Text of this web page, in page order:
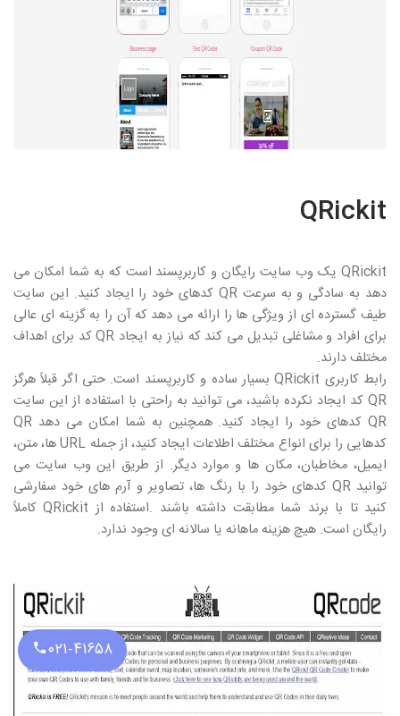
QRickit
QRickit یک وب سایت رایگان و کاربرپسند است که به شما امکان می
دهد به سادگی و به سرعتQR کدهای خود را ایجاد کنید. این سایت
طیف گسترده ای از ویژگی ها را ارائه می دهد که آن را به گزینه ای عالی
برای افراد و مشاغلی تبدیل می کند که نیاز به ایجاد QRکد برای اهداف
مختلف دارند.
رابط کاربری QRickitبسیار ساده و کاربرپسند است. حتی اگر قبلاً هرگز
QR کد ایجاد نکرده باشید، می توانید به راحتی با استفاده از این سایت
QR کدهای خود را ایجاد کنید. همچنین به شما امکان می دهد QR
کدهایی را برای انواع مختلف اطلاعات ایجاد کنید، از جمله URLها، متن،
ایمیل، مخاطبان، مکان ها و موارد دیگر. از طریق این وب سایت می
توانیدQR کدهای خود را با رنگ ها، تصاویر و آرم های خود سفارشی
کنید تا با برند شما مطابقت داشته باشند .استفاده از QRickitکاملاً
رایگان است. هیچ هزینه ماهانه یا سالانه ای وجود ندارد.
آدرس: عباس آباد،بخارست خیابان دوم،پلاک ۸ واحد ۱۰
تلفن : ۴۱۶۵۸-۰۲۱
طراحی سایت
سایت ساز
طراحی سایت اختصاصی
طراحی سایت فروشگاهی
طراحی سایت فروشگاهی ارزان
پنل اس ام اس
بازار آنلاین قلاب
قالب سایت پیش ساخته
مقالات
واریز وجه آنلاین
قوانین مقررات
۰۲۱-۴۱۶۵۸